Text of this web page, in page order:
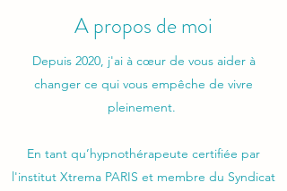
A propos de moi
Depuis 2020, j'ai à cœur de vous aider à
changer ce qui vous empêche de vivre
pleinement.
En tant qu’hypnothérapeute certifiée par
l'institut Xtrema PARIS et membre du Syndicat